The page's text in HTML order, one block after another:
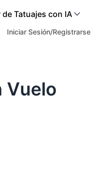
Iniciar Sesión/Registrarse
de Tatuajes con IA
Vuelo